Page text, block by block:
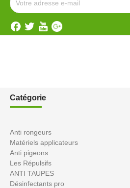
Catégorie
Anti rongeurs
Matériels applicateurs
Anti pigeons
Les Répulsifs
ANTI TAUPES
Désinfectants pro